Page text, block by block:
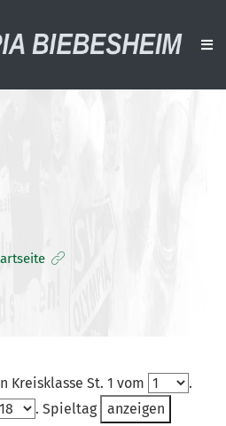
Kreisklasse St. 1 vom
.
. Spieltag